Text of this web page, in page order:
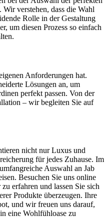
verstehen, dass die Wahl
Rolle in der Gestaltung
um diesen Prozess so einfach
Anforderungen hat.
Lösungen an, um
perfekt passen. Von der
– wir begleiten Sie auf
nicht nur Luxus und
für jedes Zuhause. Im
Auswahl an Jab
Besuchen Sie uns online
erfahren und lassen Sie sich
Produkte überzeugen. Ihre
und wir freuen uns darauf,
eine Wohlfühloase zu